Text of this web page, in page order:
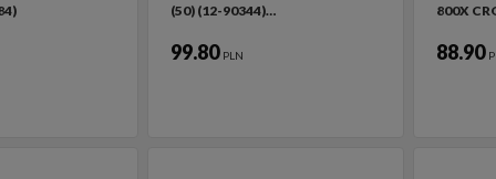
(50) (12-90344)…
99.80 PLN
800X
88.90